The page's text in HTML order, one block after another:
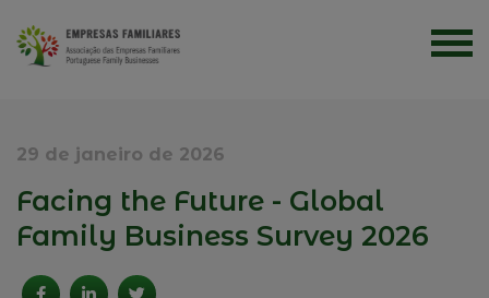
29 de janeiro de 2026
Facing the Future - Global
Family Business Survey 2026